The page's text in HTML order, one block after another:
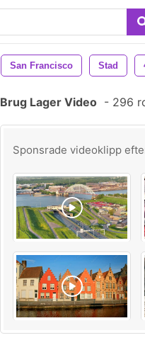
San Francisco Stad
Brug Lager Video - 296
Sponsrade videoklipp